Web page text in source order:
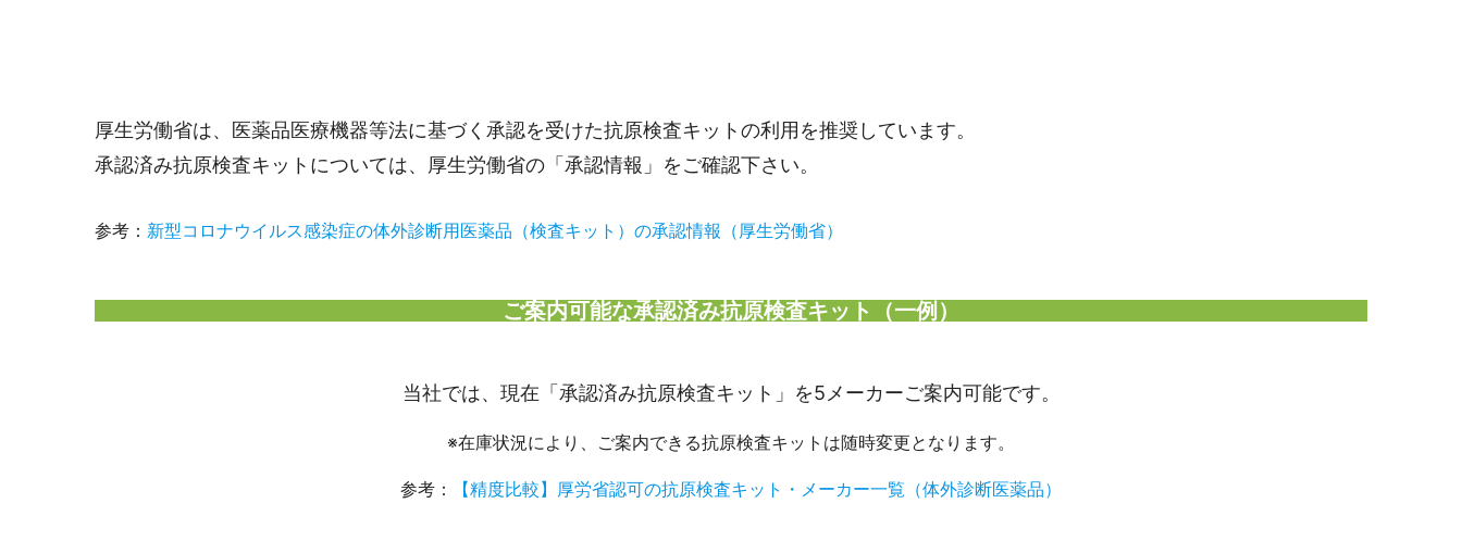
厚生労働省は、医薬品医療機器等法に基づく承認を受けた抗原検査キットの利用を推奨しています。
承認済み抗原検査キットについては、厚生労働省の「承認情報」をご確認下さい。
参考： 新型コロナウイルス感染症の体外診断用医薬品（検査キット）の承認情報（厚生労働省）
ご案内可能な承認済み抗原検査キット（一例）
当社では、現在「承認済み抗原検査キット」を5メーカーご案内可能です。
※在庫状況により、ご案内できる抗原検査キットは随時変更となります。
参考： 【精度比較】厚労省認可の抗原検査キット・メーカー一覧（体外診断医薬品）